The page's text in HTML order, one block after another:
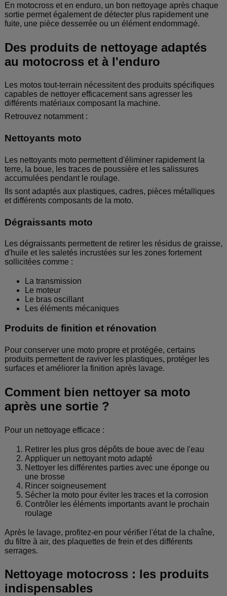
En motocross et en enduro, un bon nettoyage après chaque
sortie permet également de détecter plus rapidement une
fuite, une pièce desserrée ou un élément endommagé.
Des produits de nettoyage adaptés
au motocross et à l'enduro
Les motos tout-terrain nécessitent des produits spécifiques
capables de nettoyer efficacement sans agresser les
différents matériaux composant la machine.
Retrouvez notamment :
Nettoyants moto
Les nettoyants moto permettent d'éliminer rapidement la
terre, la boue, les traces de poussière et les salissures
accumulées pendant le roulage.
Ils sont adaptés aux plastiques, cadres, pièces métalliques
et différents composants de la moto.
Dégraissants moto
Les dégraissants permettent de retirer les résidus de graisse,
d'huile et les saletés incrustées sur les zones fortement
sollicitées comme :
La transmission
Le moteur
Le bras oscillant
Les éléments mécaniques
Produits de finition et rénovation
Pour conserver une moto propre et protégée, certains
produits permettent de raviver les plastiques, protéger les
surfaces et améliorer la finition après lavage.
Comment bien nettoyer sa moto
après une sortie ?
Pour un nettoyage efficace :
Retirer les plus gros dépôts de boue avec de l'eau
Appliquer un nettoyant moto adapté
Nettoyer les différentes parties avec une éponge ou
une brosse
Rincer soigneusement
Sécher la moto pour éviter les traces et la corrosion
Contrôler les éléments importants avant le prochain
roulage
Après le lavage, profitez-en pour vérifier l'état de la chaîne,
du filtre à air, des plaquettes de frein et des différents
serrages.
Nettoyage motocross : les produits
indispensables